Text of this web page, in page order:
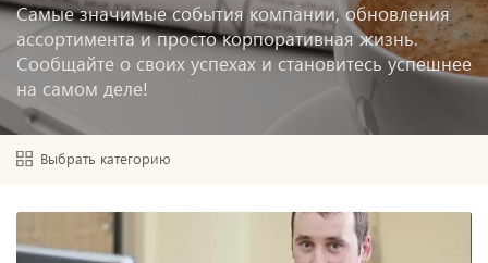
Самые значимые события компании, обновления
ассортимента и просто корпоративная жизнь.
Сообщайте о своих успехах и становитесь успешнее
на самом деле!
Выбрать категорию